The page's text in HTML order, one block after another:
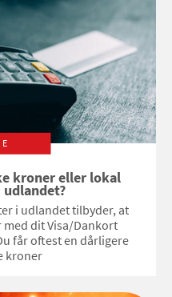
kroner eller lokal
i udlandet tilbyder, at
dit Visa/Dankort
får oftest en dårligere
kroner